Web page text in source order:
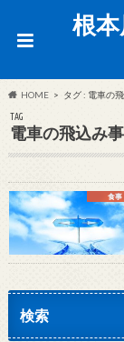
根
HOME タグ : 電車の
TAG
電車の飛込み
食事
検索